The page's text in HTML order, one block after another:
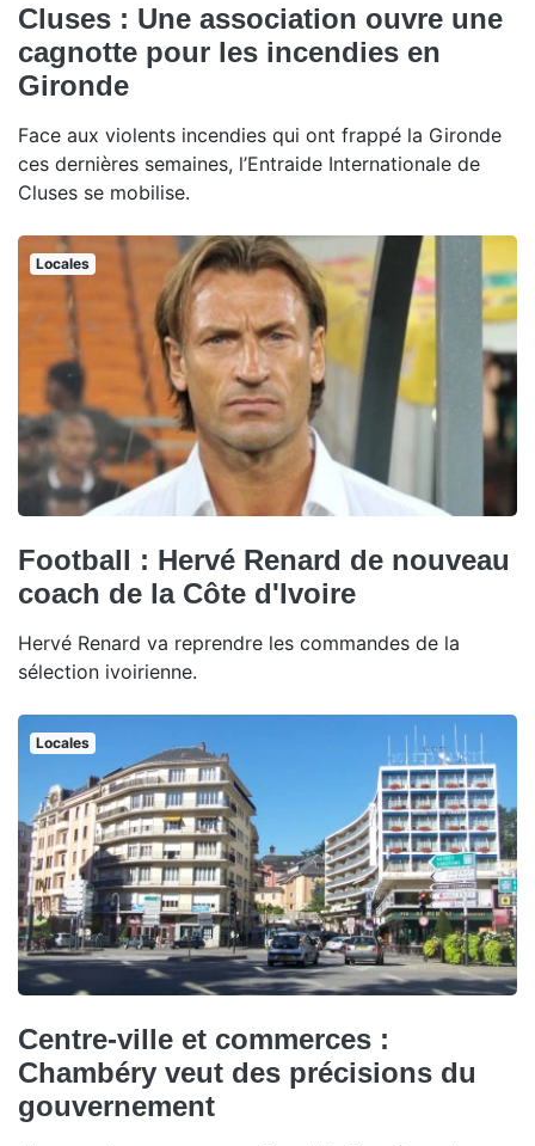
Cluses : Une association ouvre une
cagnotte pour les incendies en
Gironde
Face aux violents incendies qui ont frappé la Gironde
ces dernières semaines, l’Entraide Internationale de
Cluses se mobilise.
Locales
Football : Hervé Renard de nouveau
coach de la Côte d'Ivoire
Hervé Renard va reprendre les commandes de la
sélection ivoirienne.
Locales
Centre-ville et commerces :
Chambéry veut des précisions du
gouvernement